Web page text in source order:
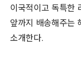
이국적이고 독특한
앞까지 배송해주는
소개한다.